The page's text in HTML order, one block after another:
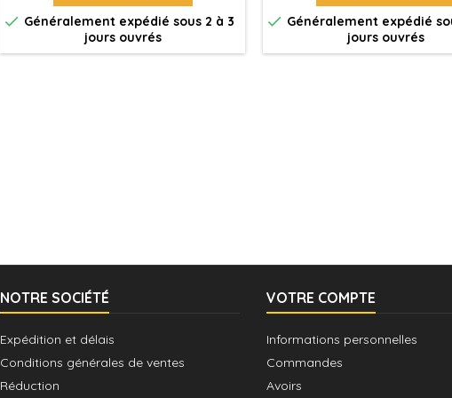
 Généralement expédié sous 2 à 3
jours ouvrés
 Généralement expédié
jours ouvrés
NOTRE SOCIÉTÉ
Expédition et délais
Conditions générales de ventes
Réduction
VOTRE COMPTE
Informations personnelles
Commandes
Avoirs